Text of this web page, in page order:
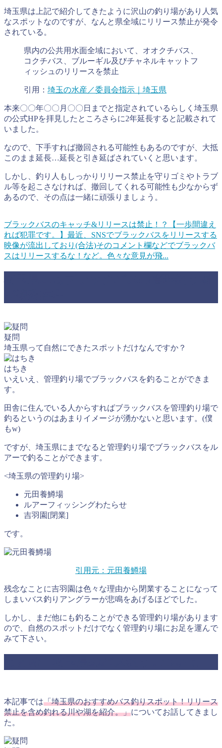
埼玉県は上記で紹介してきたように沢山の釣り場があり人気
なスポットなのですが、なんと県全域にリリース禁止が発令
されている。
県内の公共用水面全域において、オオクチバス、
コクチバス、ブルーギル及びチャネルキャットフ
ィッシュのリリースを禁止
引用： 埼玉の水産／委員会指示｜埼玉県
本来〇〇年〇〇月〇〇日までと指定されているらしく埼玉県
の公式HPを拝見したところさらに2年延長すると記載されて
いました。
なので、下手すれば撤回される可能性もあるのですが、大抵
このまま延長…延長と引き延ばされていくと思います。
しかし、釣り人もしっかりリリース禁止を守りゴミやトラブ
ル等を起こさなければ、撤回してくれる可能性も少なからず
あるので、その点は一緒に頑張りましょう。
ブラックバスのキャッチ&リリースは禁止！？【一歩間違え
れば犯罪です。】 最近、SNSでブラックバスをリリースする
映像が流出しており(合法)そのコメント欄などでブラックバ
スはリリースするな！など。色々な意見が飛...
疑問
埼玉県って自然にできたスポットだけなんですか？
はちき
いえいえ、管理釣り場でブラックバスを釣ることができま
す。
田舎に住んでいる人からすればブラックバスを管理釣り場で
釣るというのはあまりイメージが湧かないと思います。(僕
もw)
ですが、埼玉県にまでなると管理釣り場でブラックバスをル
アーで釣ることができます。
<埼玉県の管理釣り場>
元田養鱒場
ルアーフィッシングわたらせ
吉羽園[閉業]
です。
引用元：元田養鱒場
残念なことに吉羽園は色々な理由から閉業することになって
しまいバス釣りアングラーが悲鳴をあげるほどでした。
しかし、まだ他にも釣ることができる管理釣り場があります
ので、自然のスポットだけでなく管理釣り場にお足を運んで
みて下さい。
本記事では「埼玉県のおすすめバス釣りスポット！リリース
禁止を含め釣れる川や湖を紹介。」についてお話してきまし
た。